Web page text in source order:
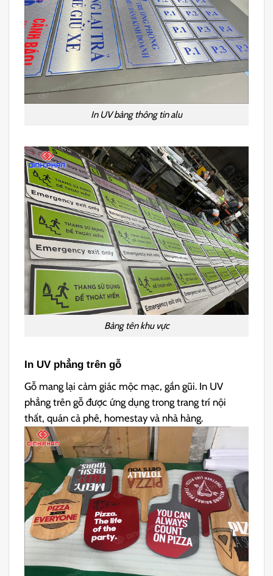
In UV bảng thông tin alu
Bảng tên khu vực
In UV phẳng trên gỗ
Gỗ mang lại cảm giác mộc mạc, gần gũi. In UV
phẳng trên gỗ được ứng dụng trong trang trí nội
thất, quán cà phê, homestay và nhà hàng.